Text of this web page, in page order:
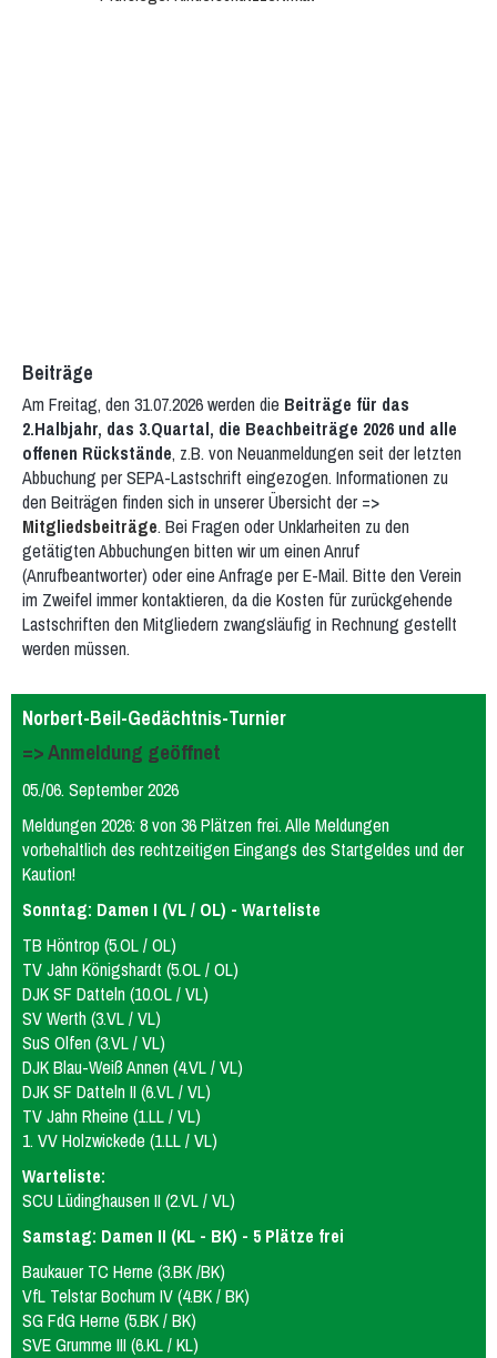
Beiträge
Am Freitag, den 31.07.2026 werden die Beiträge für das
2.Halbjahr, das 3.Quartal, die Beachbeiträge 2026 und alle
offenen Rückstände, z.B. von Neuanmeldungen seit der letzten
Abbuchung per SEPA-Lastschrift eingezogen. Informationen zu
den Beiträgen finden sich in unserer Übersicht der =>
Mitgliedsbeiträge. Bei Fragen oder Unklarheiten zu den
getätigten Abbuchungen bitten wir um einen Anruf
(Anrufbeantworter) oder eine Anfrage per E-Mail. Bitte den Verein
im Zweifel immer kontaktieren, da die Kosten für zurückgehende
Lastschriften den Mitgliedern zwangsläufig in Rechnung gestellt
werden müssen.
Norbert-Beil-Gedächtnis-Turnier
=> Anmeldung geöffnet
05./06. September 2026
Meldungen 2026: 8 von 36 Plätzen frei. Alle Meldungen
vorbehaltlich des rechtzeitigen Eingangs des Startgeldes und der
Kaution!
Sonntag: Damen I (VL / OL) - Warteliste
TB Höntrop (5.OL / OL)
TV Jahn Königshardt (5.OL / OL)
DJK SF Datteln (10.OL / VL)
SV Werth (3.VL / VL)
SuS Olfen (3.VL / VL)
DJK Blau-Weiß Annen (4.VL / VL)
DJK SF Datteln II (6.VL / VL)
TV Jahn Rheine (1.LL / VL)
1. VV Holzwickede (1.LL / VL)
Warteliste:
SCU Lüdinghausen II (2.VL / VL)
Samstag: Damen II (KL - BK) - 5 Plätze frei
Baukauer TC Herne (3.BK /BK)
VfL Telstar Bochum IV (4.BK / BK)
SG FdG Herne (5.BK / BK)
SVE Grumme III (6.KL / KL)